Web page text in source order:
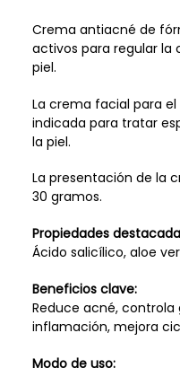
Crema antiacné de
activos para regular la
piel.
La crema facial para
indicada para tratar
la piel.
La presentación de la
30 gramos.
Propiedades
Ácido salicílico, aloe
Beneficios clave:
Reduce acné, controla
inflamación, mejora
Modo de uso: